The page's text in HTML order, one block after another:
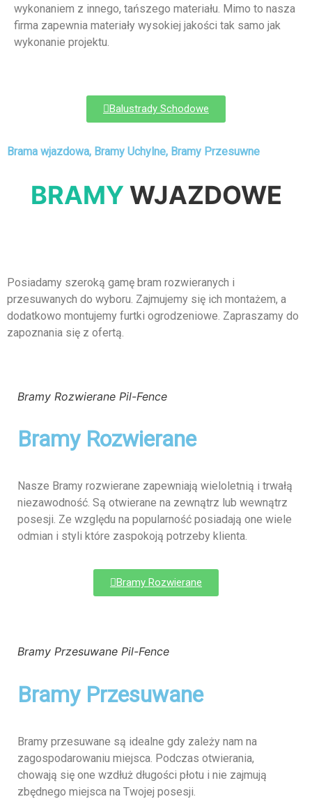
wykonaniem z innego, tańszego materiału. Mimo to nasza
firma zapewnia materiały wysokiej jakości tak samo jak
wykonanie projektu.
Balustrady Schodowe
Brama wjazdowa, Bramy Uchylne, Bramy Przesuwne
BRAMY WJAZDOWE
Posiadamy szeroką gamę bram rozwieranych i
przesuwanych do wyboru. Zajmujemy się ich montażem, a
dodatkowo montujemy furtki ogrodzeniowe. Zapraszamy do
zapoznania się z ofertą.
Bramy Rozwierane Pil-Fence
Bramy Rozwierane
Nasze Bramy rozwierane zapewniają wieloletnią i trwałą
niezawodność. Są otwierane na zewnątrz lub wewnątrz
posesji. Ze względu na popularność posiadają one wiele
odmian i styli które zaspokoją potrzeby klienta.
Bramy Rozwierane
Bramy Przesuwane Pil-Fence
Bramy Przesuwane
Bramy przesuwane są idealne gdy zależy nam na
zagospodarowaniu miejsca. Podczas otwierania,
chowają się one wzdłuż długości płotu i nie zajmują
zbędnego miejsca na Twojej posesji.